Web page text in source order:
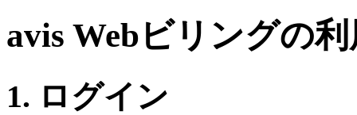
avis Webビリングの
1. ログイン